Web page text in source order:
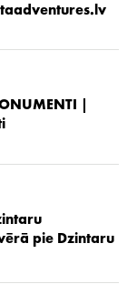
|
pie Dzintaru